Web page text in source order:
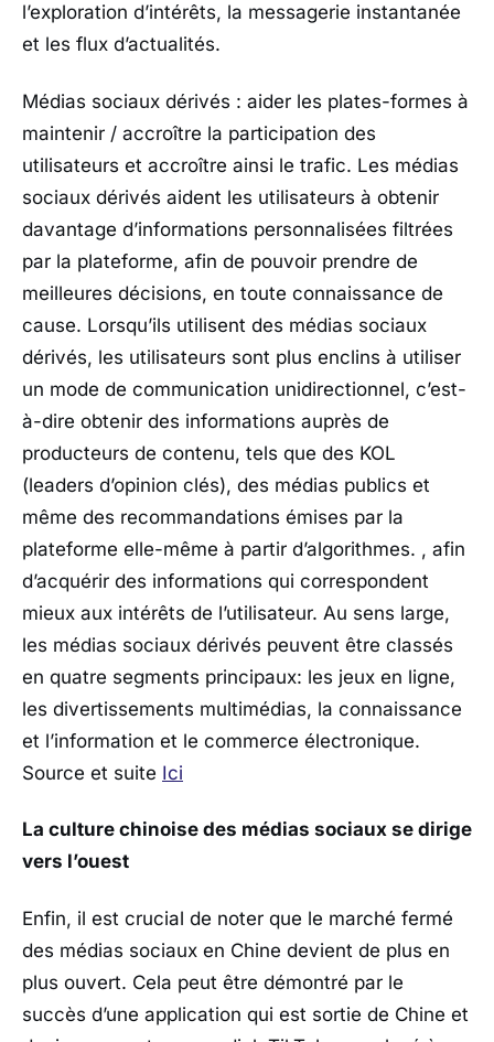
l’exploration d’intérêts, la messagerie instantanée
et les flux d’actualités.
Médias sociaux dérivés : aider les plates-formes à
maintenir / accroître la participation des
utilisateurs et accroître ainsi le trafic. Les médias
sociaux dérivés aident les utilisateurs à obtenir
davantage d’informations personnalisées filtrées
par la plateforme, afin de pouvoir prendre de
meilleures décisions, en toute connaissance de
cause. Lorsqu’ils utilisent des médias sociaux
dérivés, les utilisateurs sont plus enclins à utiliser
un mode de communication unidirectionnel, c’est-
à-dire obtenir des informations auprès de
producteurs de contenu, tels que des KOL
(leaders d’opinion clés), des médias publics et
même des recommandations émises par la
plateforme elle-même à partir d’algorithmes. , afin
d’acquérir des informations qui correspondent
mieux aux intérêts de l’utilisateur. Au sens large,
les médias sociaux dérivés peuvent être classés
en quatre segments principaux: les jeux en ligne,
les divertissements multimédias, la connaissance
et l’information et le commerce électronique.
Source et suite Ici
La culture chinoise des médias sociaux se dirige
vers l’ouest
Enfin, il est crucial de noter que le marché fermé
des médias sociaux en Chine devient de plus en
plus ouvert. Cela peut être démontré par le
succès d’une application qui est sortie de Chine et